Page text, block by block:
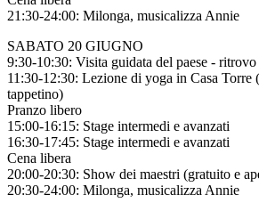
21:30-24:00: Milonga, musicalizza Annie
SABATO 20 GIUGNO
9:30-10:30: Visita guidata del paese -
11:30-12:30: Lezione di yoga in Casa Torre
tappetino)
Pranzo libero
15:00-16:15: Stage intermedi e avanzati
16:30-17:45: Stage intermedi e avanzati
Cena libera
20:00-20:30: Show dei maestri (gratuito e
20:30-24:00: Milonga, musicalizza Annie